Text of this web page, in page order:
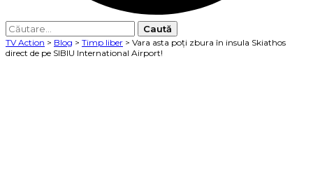
Caută
după:
TV Action > Blog > Timp liber > Vara asta poți zbura în insula Skiathos
direct de pe SIBIU International Airport!